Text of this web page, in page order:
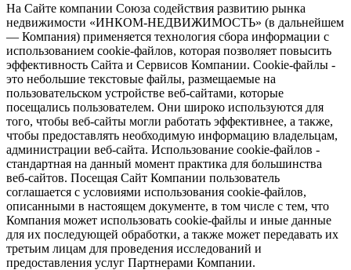
На Сайте компании Союза содействия развитию рынка
недвижимости «ИНКОМ-НЕДВИЖИМОСТЬ» (в дальнейшем
— Компания) применяется технология сбора информации с
использованием cookie-файлов, которая позволяет повысить
эффективность Сайта и Сервисов Компании. Сookie-файлы -
это небольшие текстовые файлы, размещаемые на
пользовательском устройстве веб-сайтами, которые
посещались пользователем. Они широко используются для
того, чтобы веб-сайты могли работать эффективнее, а также,
чтобы предоставлять необходимую информацию владельцам,
администрации веб-сайта. Использование cookie-файлов -
стандартная на данный момент практика для большинства
веб-сайтов. Посещая Сайт Компании пользователь
соглашается с условиями использования cookie-файлов,
описанными в настоящем документе, в том числе с тем, что
Компания может использовать cookie-файлы и иные данные
для их последующей обработки, а также может передавать их
третьим лицам для проведения исследований и
предоставления услуг Партнерами Компании.